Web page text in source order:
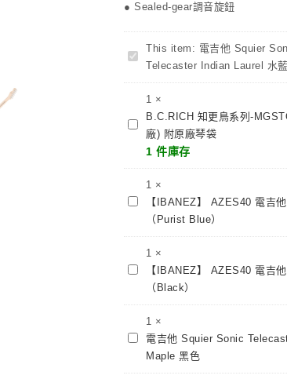
● Sealed-gear調音旋鈕
電
Sonic
Telecaster
Indian
水
This item: 電吉他 Squier
Telecaster Indian Laurel 水
B.C.RICH
列-
MGSTQBB(韓
附
袋
1 ×
B.C.RICH 知更鳥系列-
廠) 附原廠琴袋
1 件庫存
【IBANEZ】
AZES40
電
他
（Purist
Blue）
1 ×
【IBANEZ】 AZES40 電吉他
（Purist Blue）
【IBANEZ】
AZES40
電
他
（Black）
1 ×
【IBANEZ】 AZES40 電吉他
（Black）
電
他
1 ×
電吉他 Squier Sonic
Maple 黑色